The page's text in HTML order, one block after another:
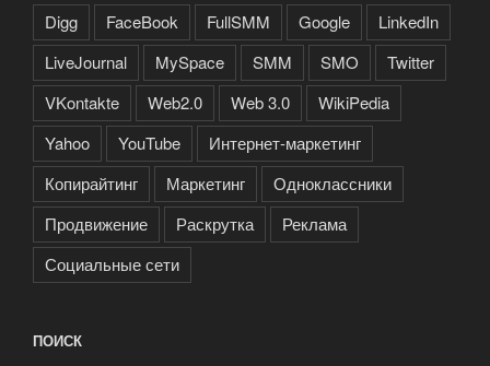
Digg FaceBook FullSMM Google
LinkedIn
LiveJournal
MySpace SMM SMO
Twitter
VKontakte
Web2.0 Web 3.0
WikiPedia
Yahoo
YouTube
Интернет-маркетинг
Копирайтинг
Маркетинг
Одноклассники
Продвижение
Раскрутка
Реклама
Социальные сети
ПОИСК